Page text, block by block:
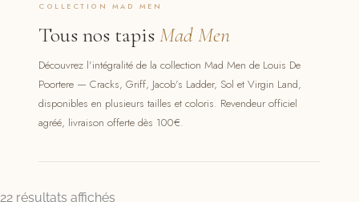
COLLECTION MAD MEN
Tous nos tapisMad Men
Découvrez l'intégralité de la collection Mad Men de Louis De
Poortere — Cracks, Griff, Jacob's Ladder, Sol et Virgin Land,
disponibles en plusieurs tailles et coloris. Revendeur officiel
agréé, livraison offerte dès 100€.
22 résultats affichés